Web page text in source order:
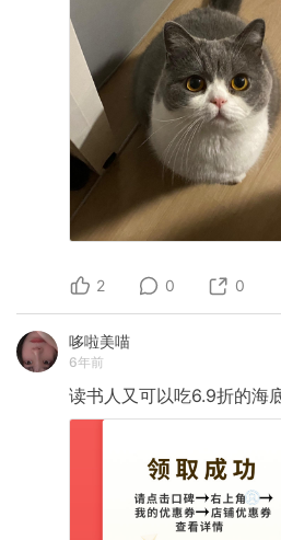
2 0 0
哆啦美喵
6年前
读书人又可以吃6.9折的海